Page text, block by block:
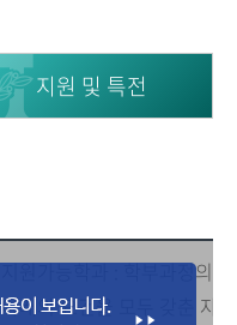
지원 및 특전
지원가능학과 : 학부과정의
아래의 요건을 모두 갖춘 자